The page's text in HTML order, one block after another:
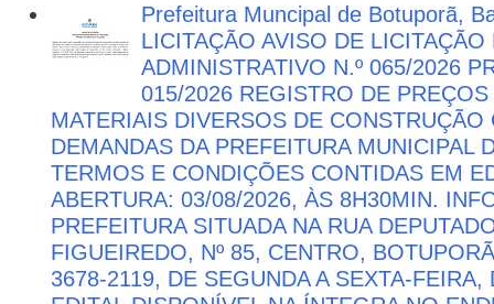
Prefeitura Muncipal de Botuporã,
LICITAÇÃO AVISO DE LICITAÇÃO
ADMINISTRATIVO N.º 065/2026
015/2026 REGISTRO DE
MATERIAIS DIVERSOS DE CONSTRUÇÃO
DEMANDAS DA PREFEITURA MUNICIPAL
TERMOS E CONDIÇÕES CONTIDAS EM
ABERTURA: 03/08/2026, ÀS 8H30MIN.
PREFEITURA SITUADA NA RUA
FIGUEIREDO, Nº 85, CENTRO,
3678-2119, DE SEGUNDA A SEXTA-